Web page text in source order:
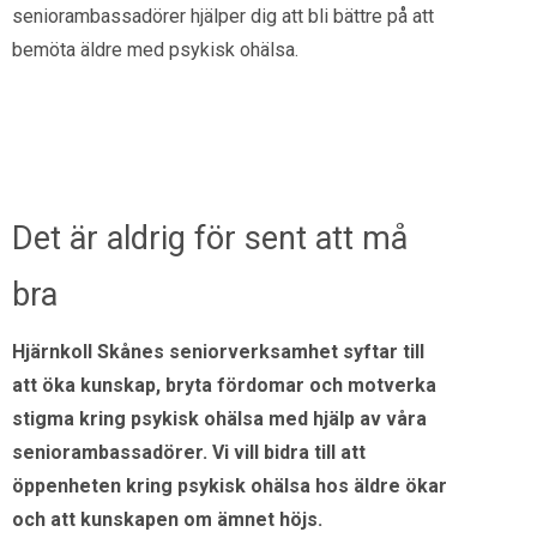
seniorambassadörer hjälper dig att bli bättre på att
bemöta äldre med psykisk ohälsa.
Det är aldrig för sent att må
bra
Hjärnkoll Skånes seniorverksamhet syftar till
att öka kunskap, bryta fördomar och motverka
stigma kring psykisk ohälsa med hjälp av våra
seniorambassadörer. Vi vill bidra till att
öppenheten kring psykisk ohälsa hos äldre ökar
och att kunskapen om ämnet höjs.